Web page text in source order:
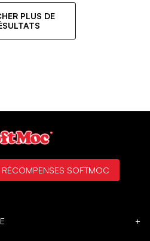
PLUS DE
+
SOFTMOC